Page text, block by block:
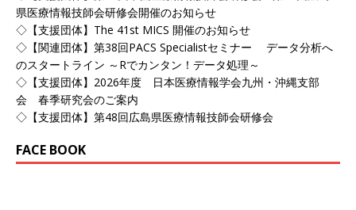
県医療情報技師会研修会開催のお知らせ
◇【支援団体】The 41st MICS 開催のお知らせ
◇【関連団体】第38回PACS Specialistセミナー データ分析へ
のスタートライン ～Rでカンタン！データ処理～
◇【支援団体】2026年度 日本医療情報学会九州・沖縄支部
会 春季研究会のご案内
◇【支援団体】第48回広島県医療情報技師会研修会
FACE BOOK